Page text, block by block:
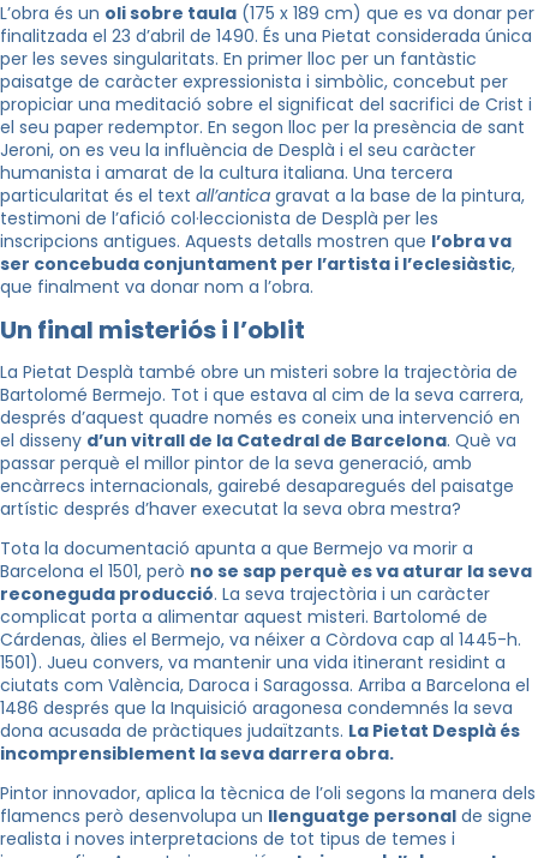
L’obra és un oli sobre taula (175 x 189 cm) que es va donar per
finalitzada el 23 d’abril de 1490. És una Pietat considerada única
per les seves singularitats. En primer lloc per un fantàstic
paisatge de caràcter expressionista i simbòlic, concebut per
propiciar una meditació sobre el significat del sacrifici de Crist i
el seu paper redemptor. En segon lloc per la presència de sant
Jeroni, on es veu la influència de Desplà i el seu caràcter
humanista i amarat de la cultura italiana. Una tercera
particularitat és el text all’antica gravat a la base de la pintura,
testimoni de l’afició col·leccionista de Desplà per les
inscripcions antigues. Aquests detalls mostren que l’obra va
ser concebuda conjuntament per l’artista i l’eclesiàstic,
que finalment va donar nom a l’obra.
Un final misteriós i l’oblit
La Pietat Desplà també obre un misteri sobre la trajectòria de
Bartolomé Bermejo. Tot i que estava al cim de la seva carrera,
després d’aquest quadre només es coneix una intervenció en
el disseny d’un vitrall de la Catedral de Barcelona. Què va
passar perquè el millor pintor de la seva generació, amb
encàrrecs internacionals, gairebé desaparegués del paisatge
artístic després d’haver executat la seva obra mestra?
Tota la documentació apunta a que Bermejo va morir a
Barcelona el 1501, però no se sap perquè es va aturar la seva
reconeguda producció. La seva trajectòria i un caràcter
complicat porta a alimentar aquest misteri. Bartolomé de
Cárdenas, àlies el Bermejo, va néixer a Còrdova cap al 1445-h.
1501). Jueu convers, va mantenir una vida itinerant residint a
ciutats com València, Daroca i Saragossa. Arriba a Barcelona el
1486 després que la Inquisició aragonesa condemnés la seva
dona acusada de pràctiques judaïtzants. La Pietat Desplà és
incomprensiblement la seva darrera obra.
Pintor innovador, aplica la tècnica de l’oli segons la manera dels
flamencs però desenvolupa un llenguatge personal de signe
realista i noves interpretacions de tot tipus de temes i